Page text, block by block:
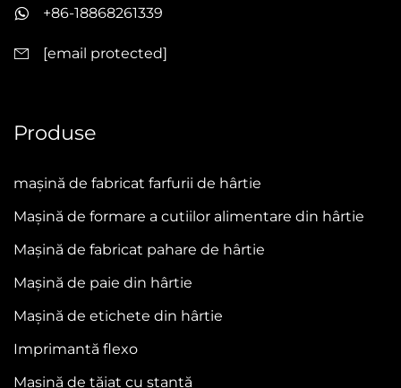
+86-18868261339
[email protected]
Produse
mașină de fabricat farfurii de hârtie
Mașină de formare a cutiilor alimentare din hârtie
Mașină de fabricat pahare de hârtie
Mașină de paie din hârtie
Mașină de etichete din hârtie
Imprimantă flexo
Mașină de tăiat cu ștanță